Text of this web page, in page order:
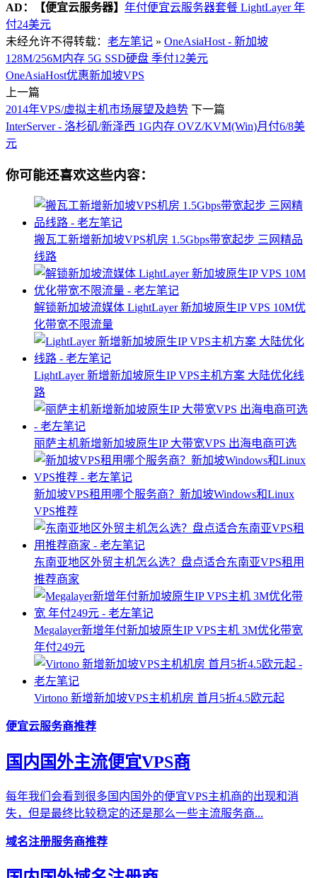
AD：
【便宜云服务器】 年付便宜云服务器套餐 LightLayer 年
付24美元
未经允许不得转载： 老左笔记 » OneAsiaHost - 新加坡
128M/256M内存 5G SSD硬盘 季付12美元
OneAsiaHost优惠新加坡VPS
上一篇
2014年VPS/虚拟主机市场展望及趋势 下一篇
InterServer - 洛杉矶/新泽西 1G内存 OVZ/KVM(Win)月付6/8美
元
你可能还喜欢这些内容：
搬瓦工新增新加坡VPS机房 1.5Gbps带宽起步 三网精品
线路
解锁新加坡流媒体 LightLayer 新加坡原生IP VPS 10M优
化带宽不限流量​
LightLayer 新增新加坡原生IP VPS主机方案 大陆优化线
路
丽萨主机新增新加坡原生IP 大带宽VPS 出海电商可选
新加坡VPS租用哪个服务商？新加坡Windows和Linux
VPS推荐
东南亚地区外贸主机怎么选？盘点适合东南亚VPS租用
推荐商家
Megalayer新增年付新加坡原生IP VPS主机 3M优化带宽
年付249元
Virtono 新增新加坡VPS主机机房 首月5折4.5欧元起
便宜云服务商推荐
国内国外主流便宜VPS商
每年我们会看到很多国内国外的便宜VPS主机商的出现和消
失，但是最终比较稳定的还是那么一些主流服务商...
域名注册服务商推荐